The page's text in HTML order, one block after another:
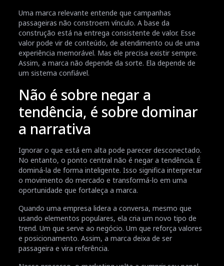
Uma marca relevante entende que campanhas
passageiras não constroem vínculo. A base da
construção está na entrega consistente de valor. Esse
valor pode vir de conteúdo, de atendimento ou de uma
experiência memorável. Mas ele precisa existir sempre.
Assim, a marca não depende da sorte. Ela depende de
um sistema confiável.
Não é sobre negar a
tendência, é sobre dominar
a narrativa
Ignorar o que está em alta pode parecer desconectado.
No entanto, o ponto central não é negar a tendência. É
dominá-la de forma inteligente. Isso significa interpretar
o movimento do mercado e transformá-lo em uma
oportunidade que fortaleça a marca.
Quando uma empresa lidera a conversa, mesmo que
usando elementos populares, ela cria um novo tipo de
trend. Um que serve ao negócio. Um que reforça valores
e posicionamento. Assim, a marca deixa de ser
passageira e vira referência.